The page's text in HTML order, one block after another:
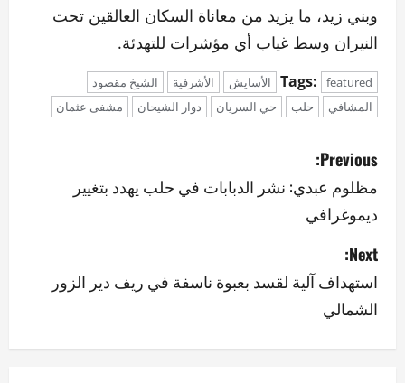
وبني زيد، ما يزيد من معاناة السكان العالقين تحت
النيران وسط غياب أي مؤشرات للتهدئة.
Tags: featured الأسايش الأشرفية
الشيخ مقصود
المشافي
حلب حي السريان دوار الشيحان مشفى عثمان
P
o
s
t
n
a
Previous:
مظلوم عبدي: نشر الدبابات في حلب يهدد بتغيير
ديموغرافي
Next:
استهداف آلية لقسد بعبوة ناسفة في ريف دير الزور
الشمالي